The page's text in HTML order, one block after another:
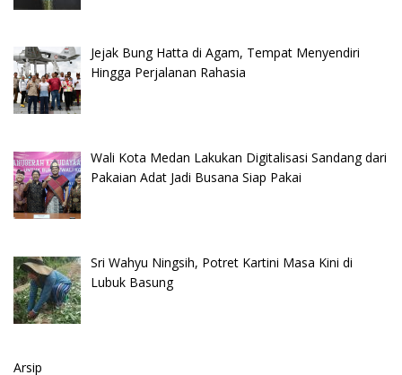
Jejak Bung Hatta di Agam, Tempat Menyendiri
Hingga Perjalanan Rahasia
Wali Kota Medan Lakukan Digitalisasi Sandang dari
Pakaian Adat Jadi Busana Siap Pakai
Sri Wahyu Ningsih, Potret Kartini Masa Kini di
Lubuk Basung
Arsip